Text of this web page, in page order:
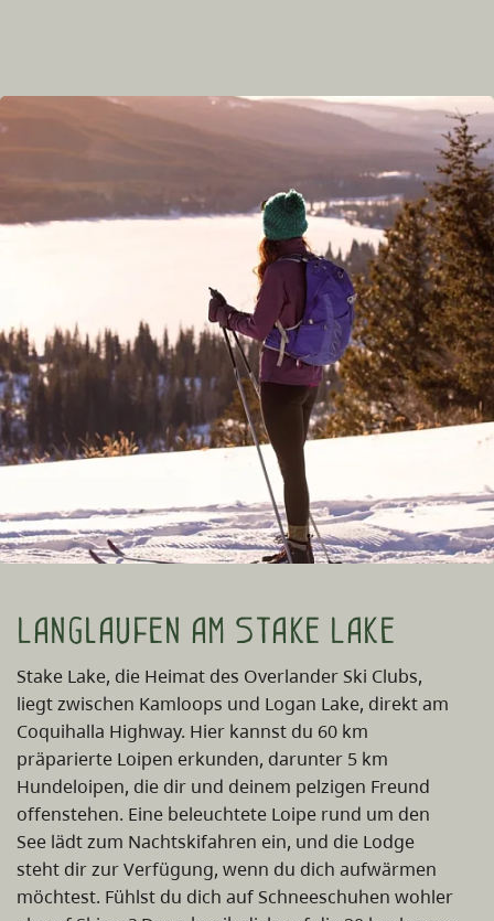
Langlaufen am Stake Lake
Stake Lake, die Heimat des Overlander Ski Clubs,
liegt zwischen Kamloops und Logan Lake, direkt am
Coquihalla Highway. Hier kannst du 60 km
präparierte Loipen erkunden, darunter 5 km
Hundeloipen, die dir und deinem pelzigen Freund
offenstehen. Eine beleuchtete Loipe rund um den
See lädt zum Nachtskifahren ein, und die Lodge
steht dir zur Verfügung, wenn du dich aufwärmen
möchtest. Fühlst du dich auf Schneeschuhen wohler